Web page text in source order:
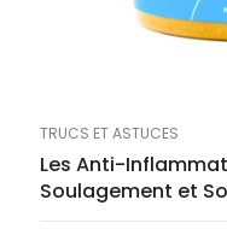
TRUCS ET ASTUCES
Les Anti-
Soulagement et